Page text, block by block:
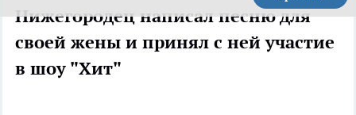
Нижегородец написал песню для
своей жены и принял с ней участие
в шоу "Хит"